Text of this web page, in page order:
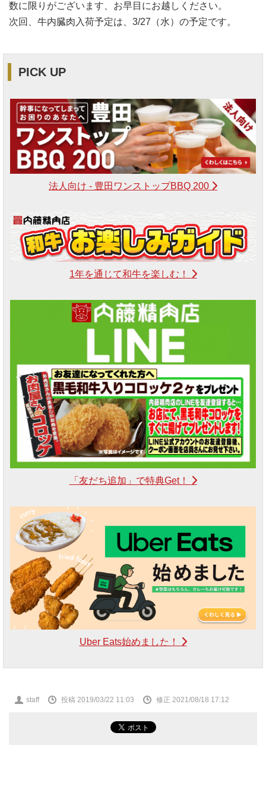
数に限りがございます、お早目にお越しください。
次回、牛内臓肉入荷予定は、3/27（水）の予定です。
PICK UP
法人向け - 豊田ワンストップBBQ 200
1年を通じて和牛を楽しむ！
「友だち追加」で特典Get！
Uber Eats始めました！
staff 投稿 2019/03/22 11:03 修正 2021/08/18 17:12